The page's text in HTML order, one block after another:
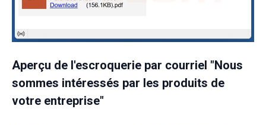
Aperçu de l'escroquerie par courriel "Nous
sommes intéressés par les produits de
votre entreprise"